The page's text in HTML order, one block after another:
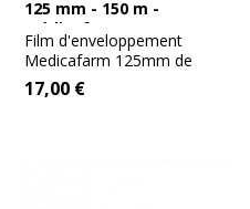
125 mm - 150 m -
Médicafarm
Film d'enveloppement
Medicafarm 125mm de
large sur 150m de long Ce
film...
17,00 €